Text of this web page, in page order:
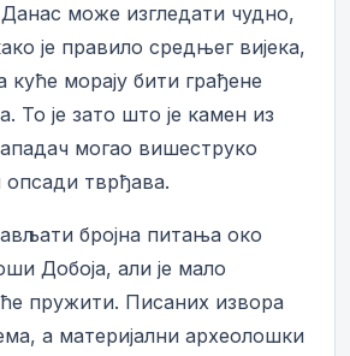
може изгледати чудно,
је правило средњег вијека,
куће морају бити грађене
То је зато што је камен из
могао вишеструко
тврђава.
бројна питања око
Добоја, али је мало
пружити. Писаних извора
а материјални археолошки